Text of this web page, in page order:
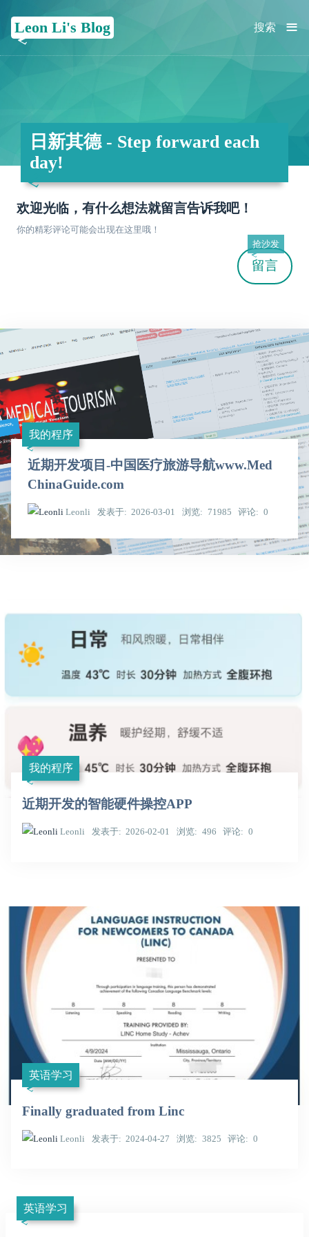
Leon Li's Blog ≡
搜索
日新其德 - Step forward each
day!
欢迎光临，有什么想法就留言告诉我吧！
你的精彩评论可能会出现在这里哦！
留言
抢沙发
我的程序
近期开发项目-中国医疗旅游导航www.Med
ChinaGuide.com
Leonli 发表于 2026-03-01 浏览 71985 评论 0
我的程序
近期开发的智能硬件操控APP
Leonli 发表于 2026-02-01 浏览 496 评论 0
英语学习
Finally graduated from Linc
Leonli 发表于 2024-04-27 浏览 3825 评论 0
英语学习